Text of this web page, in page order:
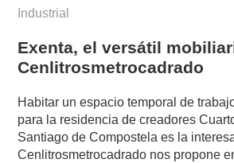
Industrial
Exenta, el versátil
Cenlitrosmetrocadrado
Habitar un espacio temporal de
para la residencia de creadores
Santiago de Compostela es la
Cenlitrosmetrocadrado nos propone